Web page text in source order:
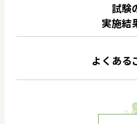
試験
実施結
よくある